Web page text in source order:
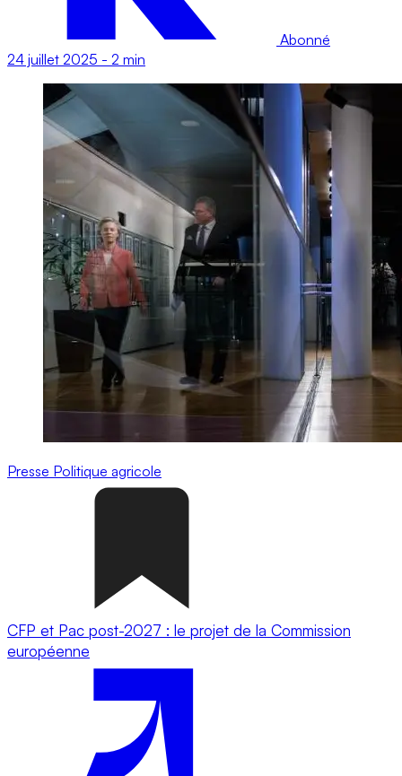
Abonné
24 juillet 2025 - 2 min
Presse Politique agricole
CFP et Pac post-2027 : le projet de la Commission
européenne